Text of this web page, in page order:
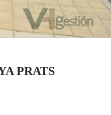
PRATS